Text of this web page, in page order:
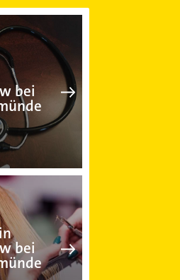
Ueckermünde
bei
Arzt in Torgelow
bei
Friseur in